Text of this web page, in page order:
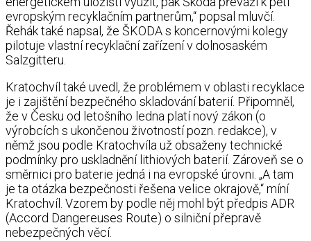
evropským recyklačním partnerům,“ popsal mluvčí.
Řehák také napsal, že ŠKODA s koncernovými kolegy
pilotuje vlastní recyklační zařízení v dolnosaském
Salzgitteru.
Kratochvíl také uvedl, že problémem v oblasti recyklace
je i zajištění bezpečného skladování baterií. Připomněl,
že v Česku od letošního ledna platí nový zákon (o
výrobcích s ukončenou životností pozn. redakce), v
němž jsou podle Kratochvíla už obsaženy technické
podmínky pro uskladnění lithiových baterií. Zároveň se o
směrnici pro baterie jedná i na evropské úrovni. „A tam
je ta otázka bezpečnosti řešena velice okrajově,“ míní
Kratochvíl. Vzorem by podle něj mohl být předpis ADR
(Accord Dangereuses Route) o silniční přepravě
nebezpečných věcí.